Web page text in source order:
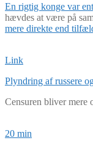
En rigtig konge var
hævdes at være på
mere direkte end
Link
Plyndring af russere
Censuren bliver mere
20 min